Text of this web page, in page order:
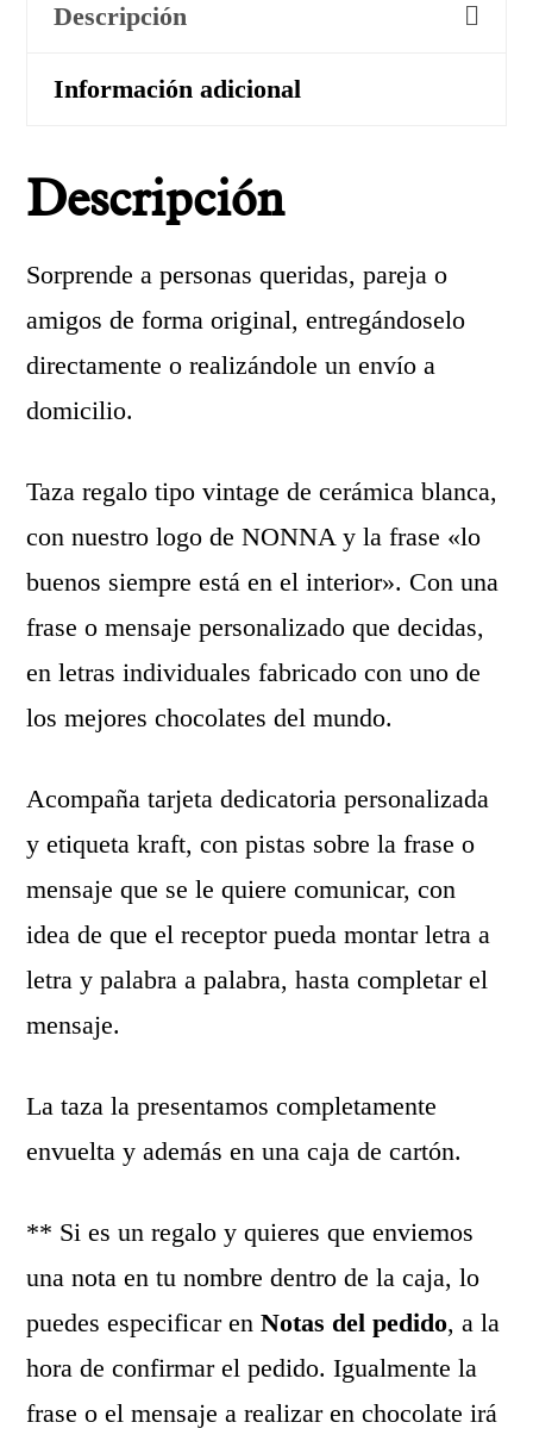
chocolate
cantidad
Descripción
Información adicional
Descripción
Sorprende a personas queridas, pareja o
amigos de forma original, entregándoselo
directamente o realizándole un envío a
domicilio.
Taza regalo tipo vintage de cerámica blanca,
con nuestro logo de NONNA y la frase «lo
buenos siempre está en el interior». Con una
frase o mensaje personalizado que decidas,
en letras individuales fabricado con uno de
los mejores chocolates del mundo.
Acompaña tarjeta dedicatoria personalizada
y etiqueta kraft, con pistas sobre la frase o
mensaje que se le quiere comunicar, con
idea de que el receptor pueda montar letra a
letra y palabra a palabra, hasta completar el
mensaje.
La taza la presentamos completamente
envuelta y además en una caja de cartón.
** Si es un regalo y quieres que enviemos
una nota en tu nombre dentro de la caja, lo
puedes especificar enNotas del pedido, a la
hora de confirmar el pedido. Igualmente la
frase o el mensaje a realizar en chocolate irá